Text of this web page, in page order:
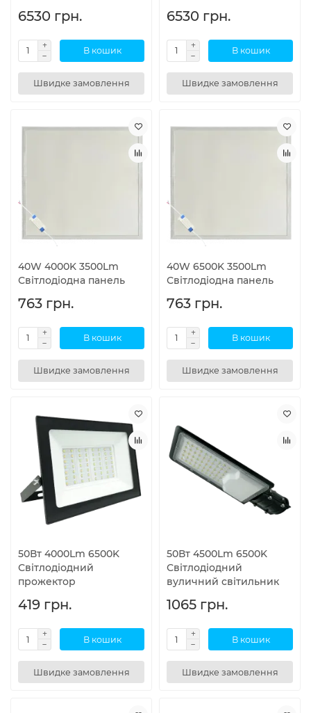
6530 грн.
В кошик
Швидке замовлення
6530 грн.
В кошик
Швидке замовлення
40W 4000K 3500Lm
Світлодіодна панель
763 грн.
В кошик
Швидке замовлення
40W 6500K 3500Lm
Світлодіодна панель
763 грн.
В кошик
Швидке замовлення
50Вт 4000Lm 6500K
Світлодіодний
прожектор
419 грн.
В кошик
Швидке замовлення
50Вт 4500Lm 6500K
Світлодіодний
вуличний світильник
1065 грн.
В кошик
Швидке замовлення